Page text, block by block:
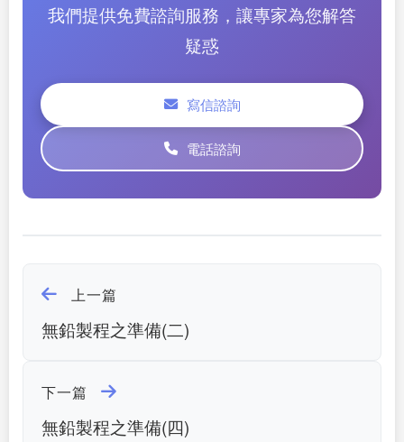
我們提供免費諮詢服務，讓專家為您解答
疑惑
寫信諮詢
電話諮詢
上一篇
無鉛製程之準備(二)
下一篇
無鉛製程之準備(四)